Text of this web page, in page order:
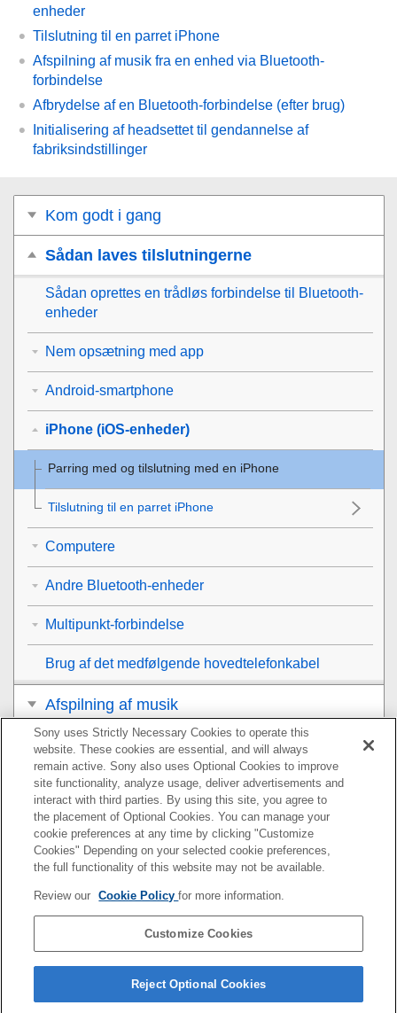
enheder
Tilslutning til en parret iPhone
Afspilning af musik fra en enhed via Bluetooth-
forbindelse
Afbrydelse af en Bluetooth-forbindelse (efter brug)
Initialisering af headsettet til gendannelse af
fabriksindstillinger
Kom godt i gang
Sådan laves tilslutningerne
Sådan oprettes en trådløs forbindelse til Bluetooth-
enheder
Nem opsætning med app
Android-smartphone
iPhone (iOS-enheder)
Parring med og tilslutning med en iPhone
Tilslutning til en parret iPhone
Computere
Andre Bluetooth-enheder
Multipunkt-forbindelse
Brug af det medfølgende hovedtelefonkabel
Afspilning af musik
Foretage telefonopkald
Brug af funktionen stemmestyring
Brug af appsene
Dette kan du gøre med partnertjenester
Vigtige oplysninger
Specifikationer
Sony uses Strictly Necessary Cookies to operate this
website. These cookies are essential, and will always
remain active. Sony also uses Optional Cookies to improve
site functionality, analyze usage, deliver advertisements and
interact with third parties. By using this site, you agree to
the placement of Optional Cookies. You can manage your
cookie preferences at any time by clicking "Customize
Cookies" Depending on your selected cookie preferences,
the full functionality of this website may not be available.
Review our Cookie Policyfor more information.
Customize Cookies
Reject Optional Cookies